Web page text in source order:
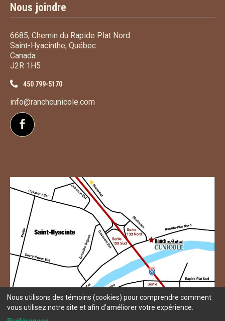
Nous joindre
6685, Chemin du Rapide Plat Nord
Saint-Hyacinthe, Québec
Canada
J2R 1H5
450 799-5170
info@ranchcunicole.com
Suivez-nous sur Facebook
Nous utilisons des témoins (cookies) pour comprendre comment
vous utilisez notre site et afin d'améliorer votre expérience.